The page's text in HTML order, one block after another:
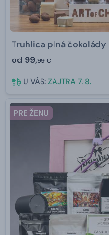
Truhlica plná čokolády
od 99,99 €
U VÁS:ZAJTRA 7. 8.
PRE ŽENU